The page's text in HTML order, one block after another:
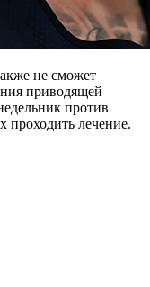
не сможет
приводящей
против
проходить лечение.